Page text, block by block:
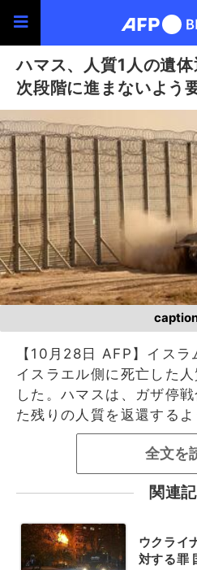
ハマス、人質1人の遺
次段階に進まないよう
【10月28日 AFP】イスラ
イスラエル側に死亡した
した。ハマスは、ガザ停
た残りの人質を返還する
全文を
関連
ウクライ
対する罪